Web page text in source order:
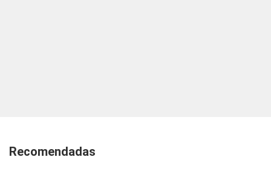
Recomendadas